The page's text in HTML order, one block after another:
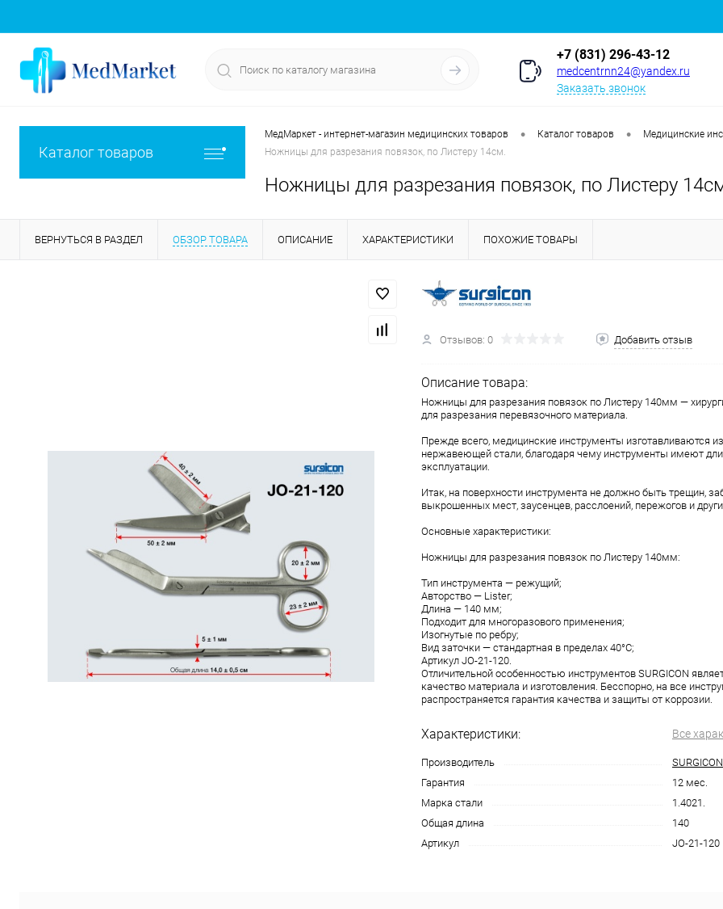
+7 (831) 296-43-12
medcentrnn24@yandex.ru
Заказать звонок
Каталог товаров
МедМаркет - интернет-магазин медицинских товаров • Каталог товаров • Медицинские
Ножницы для разрезания повязок, по Листеру 14см.
Ножницы для разрезания повязок, по Листеру
ВЕРНУТЬСЯ В РАЗДЕЛ ОБЗОР ТОВАРА ОПИСАНИЕ ХАРАКТЕРИСТИКИ ПОХОЖИЕ ТОВАРЫ
Отзывов: 0 Добавить отзыв
Описание товара:
Ножницы для разрезания повязок по Листеру 140мм —
для разрезания перевязочного материала.
Прежде всего, медицинские инструменты изготавливаются
нержавеющей стали, благодаря чему инструменты имеют
эксплуатации.
Итак, на поверхности инструмента не должно быть трещин,
выкрошенных мест, заусенцев, расслоений, пережогов и
Основные характеристики:
Ножницы для разрезания повязок по Листеру 140мм:
Тип инструмента — режущий;
Aвторство — Lister;
Длина — 140 мм;
Подходит для многоразового применения;
Изогнутые по ребру;
Вид заточки — стандартная в пределах 40°C;
Aртикул JO-21-120.
Отличительной особенностью инструментов SURGICON
качество материала и изготовления. Бесспорно, на все
распространяется гарантия качества и защиты от коррозии.
Характеристики: Все
Производитель
SURGICON
Гарантия
12 мес.
Марка стали
1.4021.
Общая длина
140
Артикул
JO-21-120